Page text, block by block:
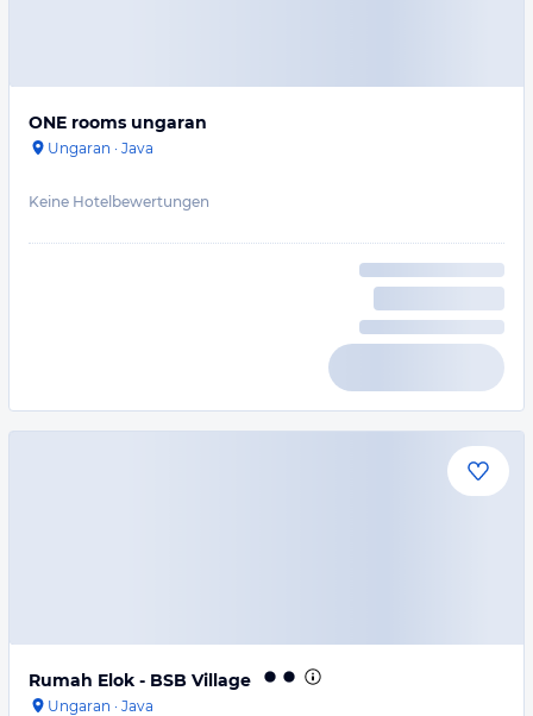
ONE rooms ungaran
Ungaran · Java
Keine Hotelbewertungen
Rumah Elok - BSB Village
Ungaran · Java